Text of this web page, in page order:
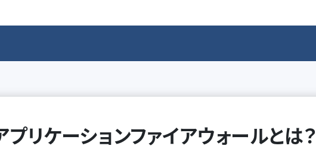
リケーションファイアウォールとは？